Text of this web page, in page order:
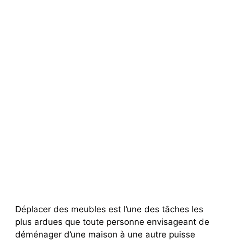
Déplacer des meubles est l’une des tâches les
plus ardues que toute personne envisageant de
déménager d’une maison à une autre puisse